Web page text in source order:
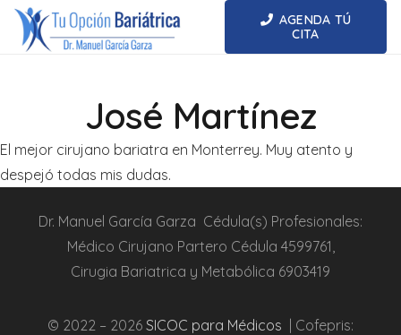
AGENDA TÚ
CITA
José Martínez
El mejor cirujano bariatra en Monterrey. Muy atento y
despejó todas mis dudas.
Dr. Manuel García Garza Cédula(s) Profesionales:
Médico Cirujano Partero Cédula 4599761
Cirugia Bariatrica y Metabólica 6903419
© 2022 – 2026 SICOC para Médicos | Cofepris: